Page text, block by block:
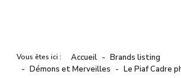
Vous êtes ici : Accueil
Brands listing
Démons et Merveilles
Le Piaf Cadre